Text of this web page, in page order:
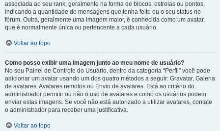
associada ao seu rank, geralmente na forma de blocos, estrelas ou pontos,
indicando a quantidade de mensagens que tenha feito ou o seu status no
fórum. Outra, geralmente uma imagem maior, é conhecida como um avatar,
que é normalmente única ou pertencente a cada usuário.
Voltar ao topo
Como posso exibir uma imagem junto ao meu nome de usuário?
No seu Painel de Controle do Usuário, dentro da categoria “Perfil” você pode
adicionar um avatar usando um dos quatro métodos a seguir: Gravatar, Galeria
de avatares, Avatares remotos ou Envio de avatares. Está ao critério do
administrador permitir ou não o uso de avatares e como os usuários podem
enviar estas imagens. Se você não está autorizado a utilizar avatares, contate
o administrador para receber uma justificativa.
Voltar ao topo